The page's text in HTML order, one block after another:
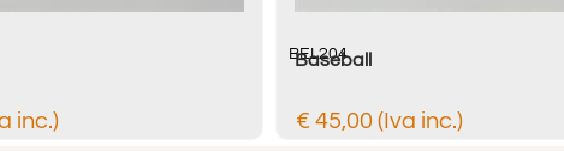
inc.)
BEL204
Baseball
€ 45,00 (Iva inc.)